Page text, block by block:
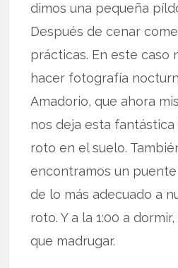
dimos una pequeña
Después de cenar
prácticas. En este caso
hacer fotografía
Amadorio, que ahora
nos deja esta
roto en el suelo.
encontramos un
de lo más adecuado a
roto. Y a la 1:00 a
que madrugar.